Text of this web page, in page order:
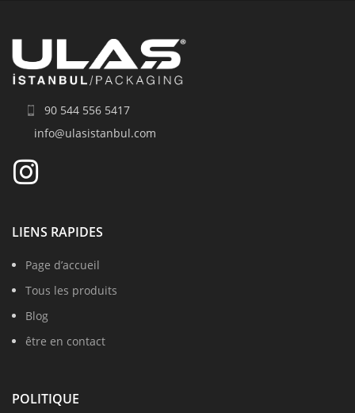
90 544 556 5417
info@ulasistanbul.com
LIENS RAPIDES
Page d’accueil
Tous les produits
Blog
être en contact
POLITIQUE